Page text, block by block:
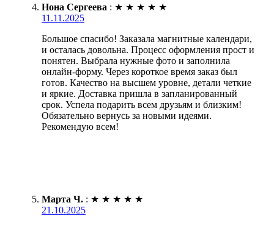
Нона Сергеева : ★ ★ ★ ★ ★
11.11.2025
Большое спасибо! Заказала магнитные календари,
и осталась довольна. Процесс оформления прост и
понятен. Выбрала нужные фото и заполнила
онлайн-форму. Через короткое время заказ был
готов. Качество на высшем уровне, детали четкие
и яркие. Доставка пришла в запланированный
срок. Успела подарить всем друзьям и близким!
Обязательно вернусь за новыми идеями.
Рекомендую всем!
Марта Ч. : ★ ★ ★ ★ ★
21.10.2025